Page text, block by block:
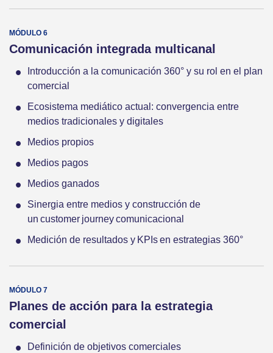
Comunicación integrada multicanal
Introducción a la comunicación 360° y su rol en el plan
comercial
Ecosistema mediático actual: convergencia entre
medios tradicionales y digitales
Medios propios
Medios pagos
Medios ganados
Sinergia entre medios y construcción de
un customer journey comunicacional
Medición de resultados y KPIs en estrategias 360°
Planes de acción para la estrategia
comercial
Definición de objetivos comerciales